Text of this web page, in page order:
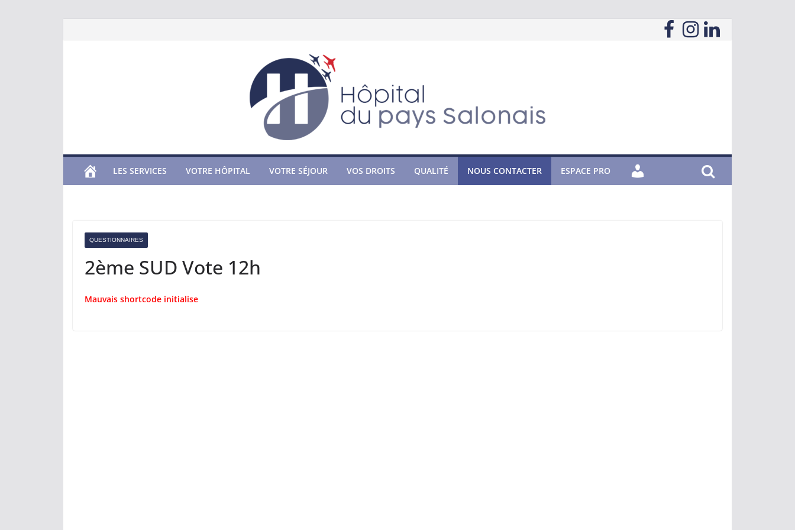
LES SERVICES VOTRE HÔPITAL VOTRE SÉJOUR VOS DROITS QUALITÉ NOUS CONTACTER ESPACE PRO
QUESTIONNAIRES
2ème SUD Vote 12h
Mauvais shortcode initialise